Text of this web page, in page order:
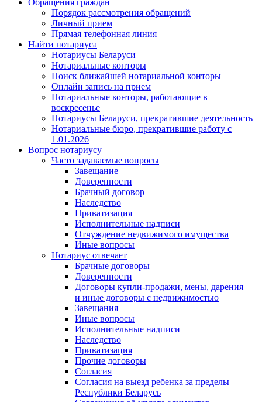
Порядок рассмотрения обращений
Личный прием
Прямая телефонная линия
Найти нотариуса
Нотариусы Беларуси
Нотариальные конторы
Поиск ближайшей нотариальной конторы
Онлайн запись на прием
Нотариальные конторы, работающие в
воскресенье
Нотариусы Беларуси, прекратившие деятельность
Нотариальные бюро, прекратившие работу с
1.01.2026
Вопрос нотариусу
Часто задаваемые вопросы
Завещание
Доверенности
Брачный договор
Наследство
Приватизация
Исполнительные надписи
Отчуждение недвижимого имущества
Иные вопросы
Нотариус отвечает
Брачные договоры
Доверенности
Договоры купли-продажи, мены, дарения
и иные договоры с недвижимостью
Завещания
Иные вопросы
Исполнительные надписи
Наследство
Приватизация
Прочие договоры
Согласия
Согласия на выезд ребенка за пределы
Республики Беларусь